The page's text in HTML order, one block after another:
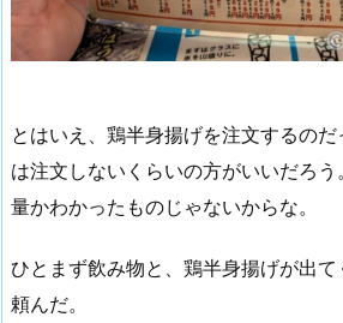
とはいえ、鶏半身揚げを注文するの
は注文しないくらいの方がいいだろ
量かわかったものじゃないからな。
ひとまず飲み物と、鶏半身揚げが出
頼んだ。